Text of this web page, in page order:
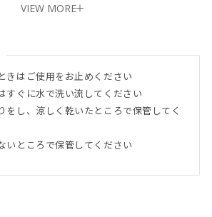
月
、水、グリセリン、シア脂、ホホバ油、
VIEW MORE
きはご使用をお止めください
すぐに水で洗い流してください
し、涼しく乾いたところで保管してく
いところで保管してください